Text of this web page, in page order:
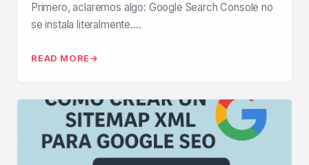
Primero, aclaremos algo: Google Search Console no
se instala literalmente….
READ MORE